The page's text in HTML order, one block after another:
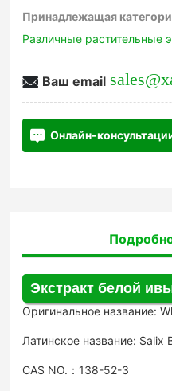
Принадлежащая
Различные растительные
Ваш email
Онлайн-
Экстракт белой
Оригинальное название:
Латинское название: Salix
CAS NO.：138-52-3